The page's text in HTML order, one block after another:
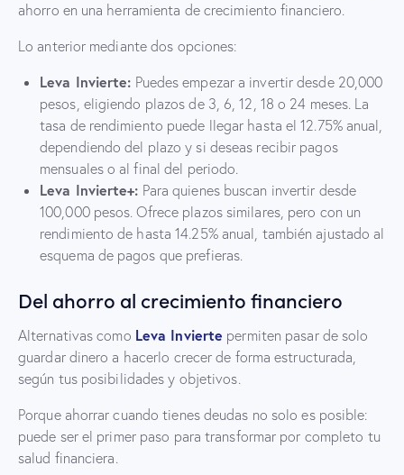
ahorro en una herramienta de crecimiento financiero.
Lo anterior mediante dos opciones:
Leva Invierte: Puedes empezar a invertir desde 20,000
pesos, eligiendo plazos de 3, 6, 12, 18 o 24 meses. La
tasa de rendimiento puede llegar hasta el 12.75% anual,
dependiendo del plazo y si deseas recibir pagos
mensuales o al final del periodo.
Leva Invierte+: Para quienes buscan invertir desde
100,000 pesos. Ofrece plazos similares, pero con un
rendimiento de hasta 14.25% anual, también ajustado al
esquema de pagos que prefieras.
Del ahorro al crecimiento financiero
Alternativas como Leva Invierte permiten pasar de solo
guardar dinero a hacerlo crecer de forma estructurada,
según tus posibilidades y objetivos.
Porque ahorrar cuando tienes deudas no solo es posible:
puede ser el primer paso para transformar por completo tu
salud financiera.